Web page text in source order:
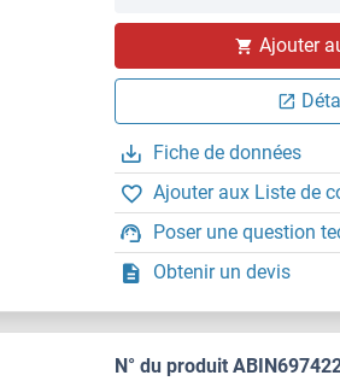
Ajouter
Fiche de données
Ajouter aux Liste de
Poser une question
Obtenir un devis
N° du produit